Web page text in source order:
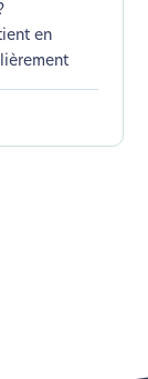
en